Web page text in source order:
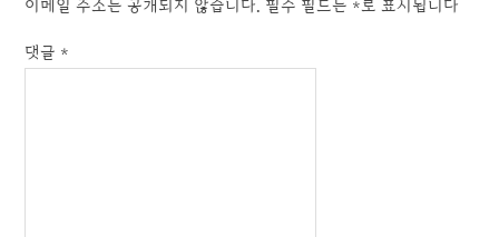
이메일 주소는 공개되지 않습니다. 필수 필드는 *로 표시됩니다
댓글 *